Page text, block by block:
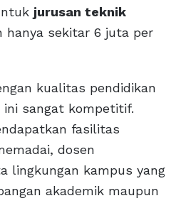
jurusan teknik
hanya sekitar 6 juta per
kualitas pendidikan
ini sangat kompetitif.
fasilitas
dosen
lingkungan kampus yang
akademik maupun